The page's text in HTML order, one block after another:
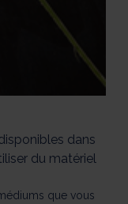
dans
du matériel
que vous